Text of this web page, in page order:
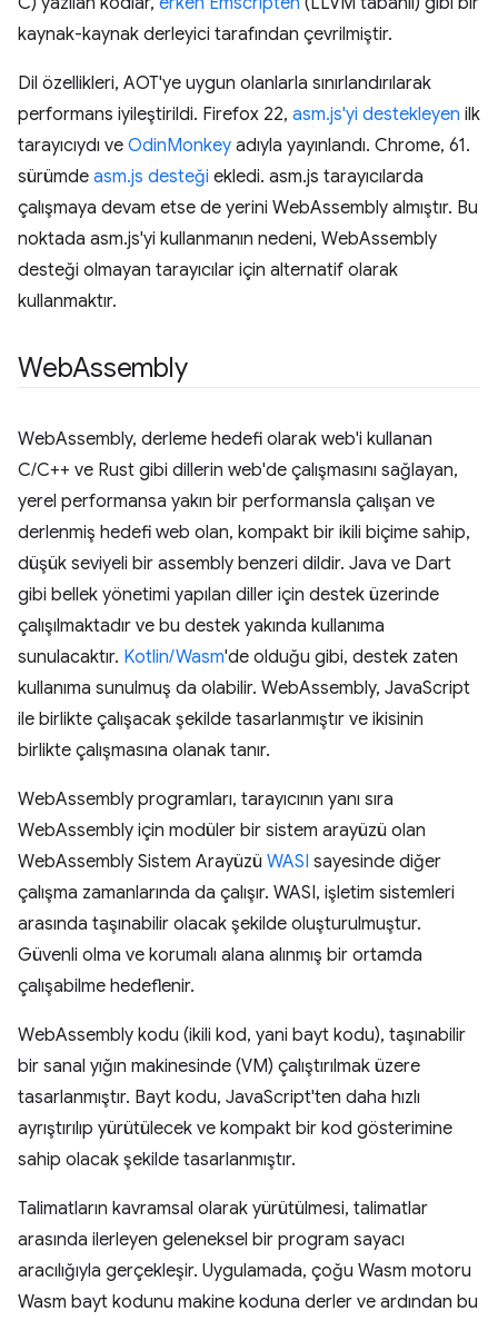
kaynak-kaynak derleyici tarafından çevrilmiştir.
Dil özellikleri, AOT'ye uygun olanlarla sınırlandırılarak
performans iyileştirildi. Firefox 22, asm.js'yi destekleyen ilk
tarayıcıydı ve OdinMonkey adıyla yayınlandı. Chrome, 61.
sürümde asm.js desteği ekledi. asm.js tarayıcılarda
çalışmaya devam etse de yerini WebAssembly almıştır. Bu
noktada asm.js'yi kullanmanın nedeni, WebAssembly
desteği olmayan tarayıcılar için alternatif olarak
kullanmaktır.
WebAssembly
WebAssembly, derleme hedefi olarak web'i kullanan
C/C++ ve Rust gibi dillerin web'de çalışmasını sağlayan,
yerel performansa yakın bir performansla çalışan ve
derlenmiş hedefi web olan, kompakt bir ikili biçime sahip,
düşük seviyeli bir assembly benzeri dildir. Java ve Dart
gibi bellek yönetimi yapılan diller için destek üzerinde
çalışılmaktadır ve bu destek yakında kullanıma
sunulacaktır. Kotlin/Wasm'de olduğu gibi, destek zaten
kullanıma sunulmuş da olabilir. WebAssembly, JavaScript
ile birlikte çalışacak şekilde tasarlanmıştır ve ikisinin
birlikte çalışmasına olanak tanır.
WebAssembly programları, tarayıcının yanı sıra
WebAssembly için modüler bir sistem arayüzü olan
WebAssembly Sistem Arayüzü WASI sayesinde diğer
çalışma zamanlarında da çalışır. WASI, işletim sistemleri
arasında taşınabilir olacak şekilde oluşturulmuştur.
Güvenli olma ve korumalı alana alınmış bir ortamda
çalışabilme hedeflenir.
WebAssembly kodu (ikili kod, yani bayt kodu), taşınabilir
bir sanal yığın makinesinde (VM) çalıştırılmak üzere
tasarlanmıştır. Bayt kodu, JavaScript'ten daha hızlı
ayrıştırılıp yürütülecek ve kompakt bir kod gösterimine
sahip olacak şekilde tasarlanmıştır.
Talimatların kavramsal olarak yürütülmesi, talimatlar
arasında ilerleyen geleneksel bir program sayacı
aracılığıyla gerçekleşir. Uygulamada, çoğu Wasm motoru
Wasm bayt kodunu makine koduna derler ve ardından bu